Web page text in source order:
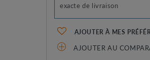
exacte de livraison
AJOUTER À MES
AJOUTER AU